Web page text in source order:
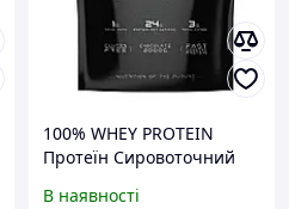
100% WHEY PROTEIN
Протеїн Сировоточний
В наявності